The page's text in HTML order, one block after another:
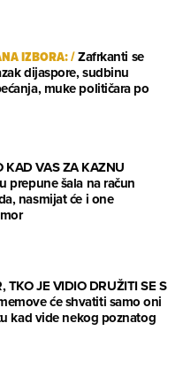
IZBORA:/Zafrkanti se
dijaspore, sudbinu
muke političara po
KAD VAS ZA KAZNU
prepune šala na račun
nasmijat će i one
TKO JE VIDIO DRUŽITI SE S
će shvatiti samo oni
kad vide nekog poznatog